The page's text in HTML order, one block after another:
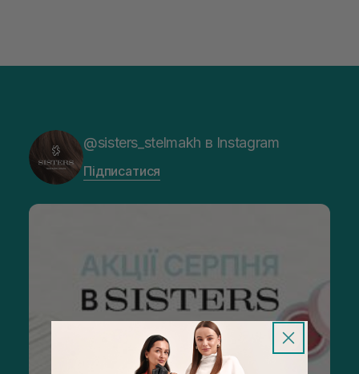
@sisters_stelmakh в Instagram
Підписатися